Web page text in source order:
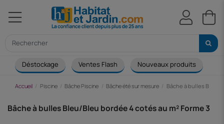
Déstockage Ventes Flash Nouveaux produits
Accueil Piscine Bâche Piscine Bâche été sur mesure Bâche à bulles Bleu/
Bâche à bulles Bleu/Bleu bordée 4 cotés au m² Forme 3